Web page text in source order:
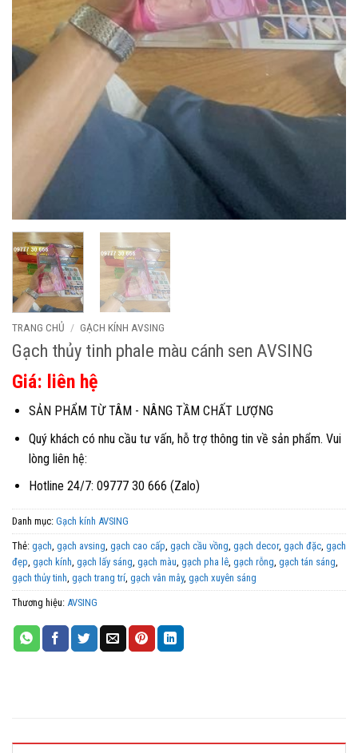
TRANG CHỦ / GẠCH KÍNH AVSING
Gạch thủy tinh phale màu cánh sen AVSING
Giá: liên hệ
SẢN PHẨM TỪ TÂM - NÂNG TẦM CHẤT LƯỢNG
Quý khách có nhu cầu tư vấn, hỗ trợ thông tin về sản phẩm. Vui
lòng liên hệ:
Hotline 24/7: 09777 30 666 (Zalo)
Danh mục: Gạch kính AVSING
Thẻ: gạch, gạch avsing, gạch cao cấp, gạch cầu vồng, gạch decor, gạch đặc, gạch
đẹp, gạch kính, gạch lấy sáng, gạch màu, gạch pha lê, gạch rỗng, gạch tán sáng,
gạch thủy tinh, gạch trang trí, gạch vân mây, gạch xuyên sáng
Thương hiệu: AVSING